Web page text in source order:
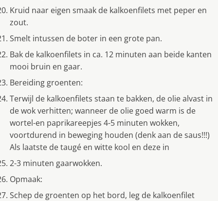
Kruid naar eigen smaak de kalkoenfilets met peper en
zout.
Smelt intussen de boter in een grote pan.
Bak de kalkoenfilets in ca. 12 minuten aan beide kanten
mooi bruin en gaar.
Bereiding groenten:
Terwijl de kalkoenfilets staan te bakken, de olie alvast in
de wok verhitten; wanneer de olie goed warm is de
wortel-en paprikareepjes 4-5 minuten wokken,
voortdurend in beweging houden (denk aan de saus!!!)
Als laatste de taugé en witte kool en deze in
2-3 minuten gaarwokken.
Opmaak:
Schep de groenten op het bord, leg de kalkoenfilet